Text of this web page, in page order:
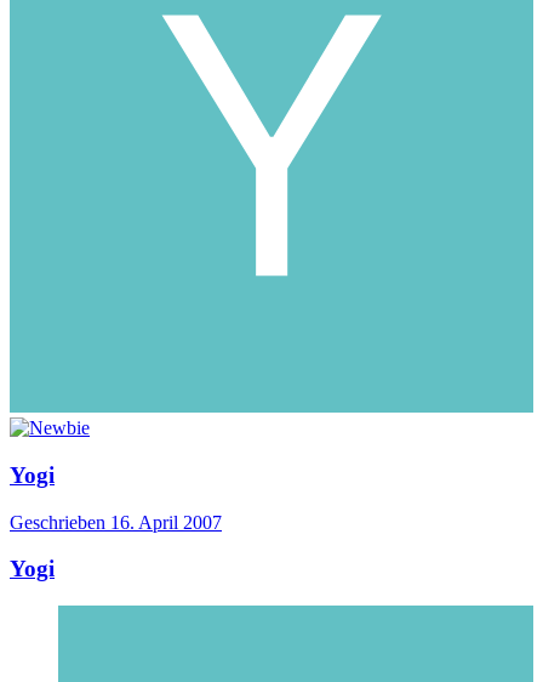
Yogi
Geschrieben 16. April 2007
Yogi